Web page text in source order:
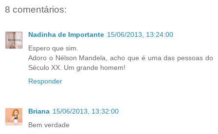
8 comentários:
Nadinha de Importante 15/06/2013, 13:24:00
Espero que sim.
Adoro o Nélson Mandela, acho que é uma das pessoas do
Século XX. Um grande homem!
Responder
Briana 15/06/2013, 13:32:00
Bem verdade